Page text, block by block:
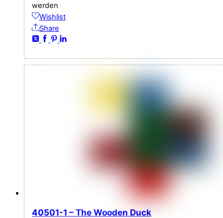
werden
Wishlist
Share
40501-1 – The Wooden Duck